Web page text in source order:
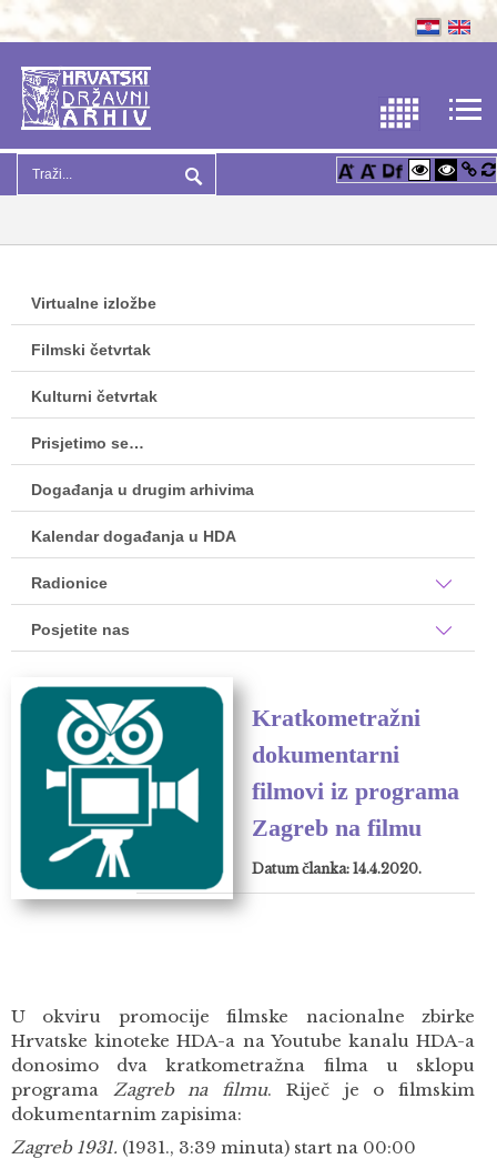
Virtualne izložbe
Filmski četvrtak
Kulturni četvrtak
Prisjetimo se…
Događanja u drugim arhivima
Kalendar događanja u HDA
Radionice
Posjetite nas
Kratkometražni
dokumentarni
filmovi iz programa
Zagreb na filmu
Datum članka: 14.4.2020.
U okviru promocije filmske nacionalne zbirke
Hrvatske kinoteke HDA-a na Youtube kanalu HDA-a
donosimo dva kratkometražna filma u sklopu
programa Zagreb na filmu. Riječ je o filmskim
dokumentarnim zapisima:
Zagreb 1931. (1931., 3:39 minuta) start na 00:00